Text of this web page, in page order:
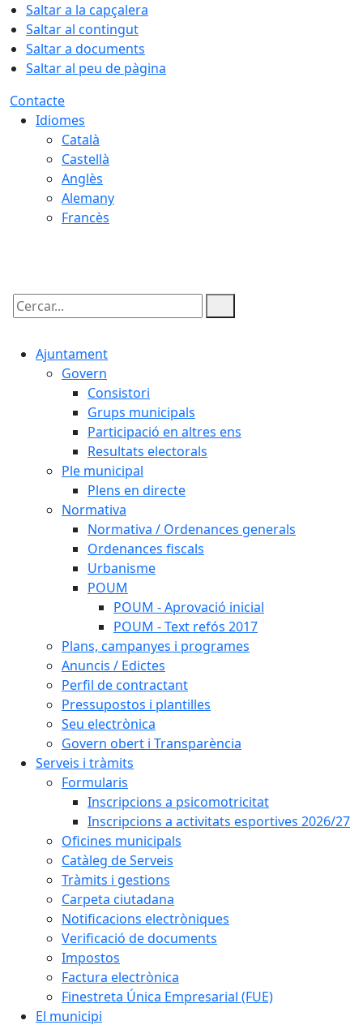
Saltar a la capçalera
Saltar al contingut
Saltar a documents
Saltar al peu de pàgina
Contacte
Idiomes
Català
Castellà
Anglès
Alemany
Francès
Cercar:
Ajuntament
Govern
Consistori
Grups municipals
Participació en altres ens
Resultats electorals
Ple municipal
Plens en directe
Normativa
Normativa / Ordenances generals
Ordenances fiscals
Urbanisme
POUM
POUM - Aprovació inicial
POUM - Text refós 2017
Plans, campanyes i programes
Anuncis / Edictes
Perfil de contractant
Pressupostos i plantilles
Seu electrònica
Govern obert i Transparència
Serveis i tràmits
Formularis
Inscripcions a psicomotricitat
Inscripcions a activitats esportives 2026/27
Oficines municipals
Catàleg de Serveis
Tràmits i gestions
Carpeta ciutadana
Notificacions electròniques
Verificació de documents
Impostos
Factura electrònica
Finestreta Única Empresarial (FUE)
El municipi